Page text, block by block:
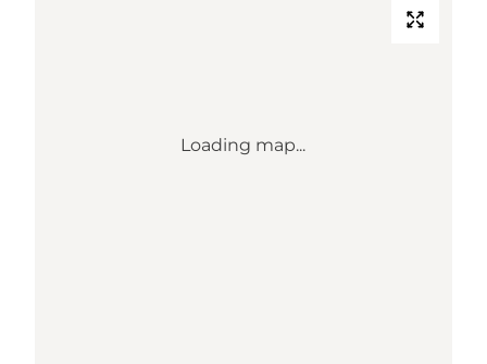
Loading map...